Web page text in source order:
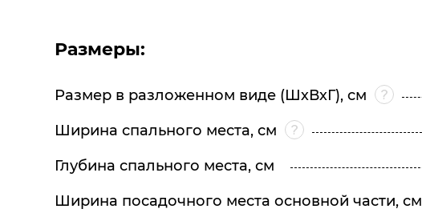
Размеры:
Размер в разложенном виде (ШхВхГ), см
Ширина спального места, см
Глубина спального места, см
Ширина посадочного места основной части, см